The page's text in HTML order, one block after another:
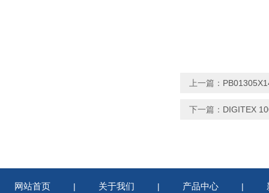
上一篇：
下一篇： DIGITEX
网站首页 | 关于我们 | 产品中心 |